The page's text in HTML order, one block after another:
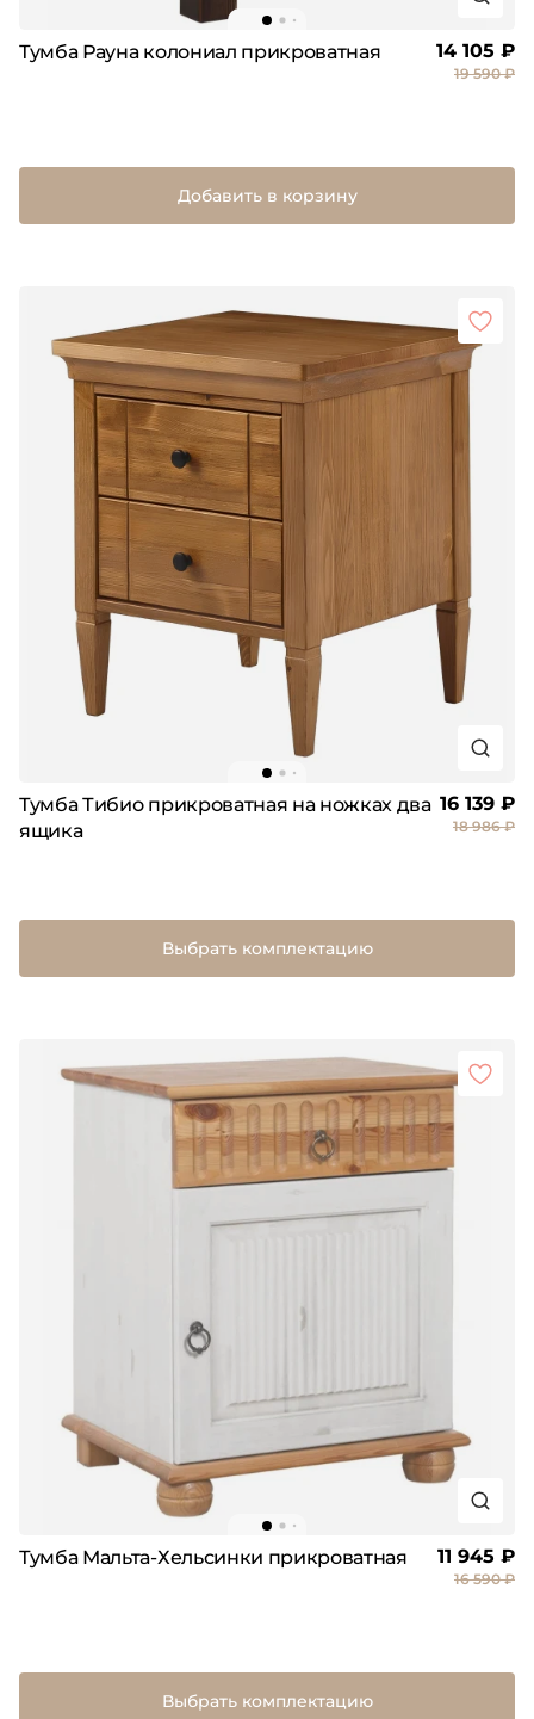
Тумба Рауна колониал прикроватная 14 105 ₽
19 590 ₽
Добавить в корзину
Тумба Тибио прикроватная на ножках два
ящика
16 139 ₽
18 986 ₽
Выбрать комплектацию
Тумба Мальта-Хельсинки прикроватная 11 945 ₽
16 590 ₽
Выбрать комплектацию